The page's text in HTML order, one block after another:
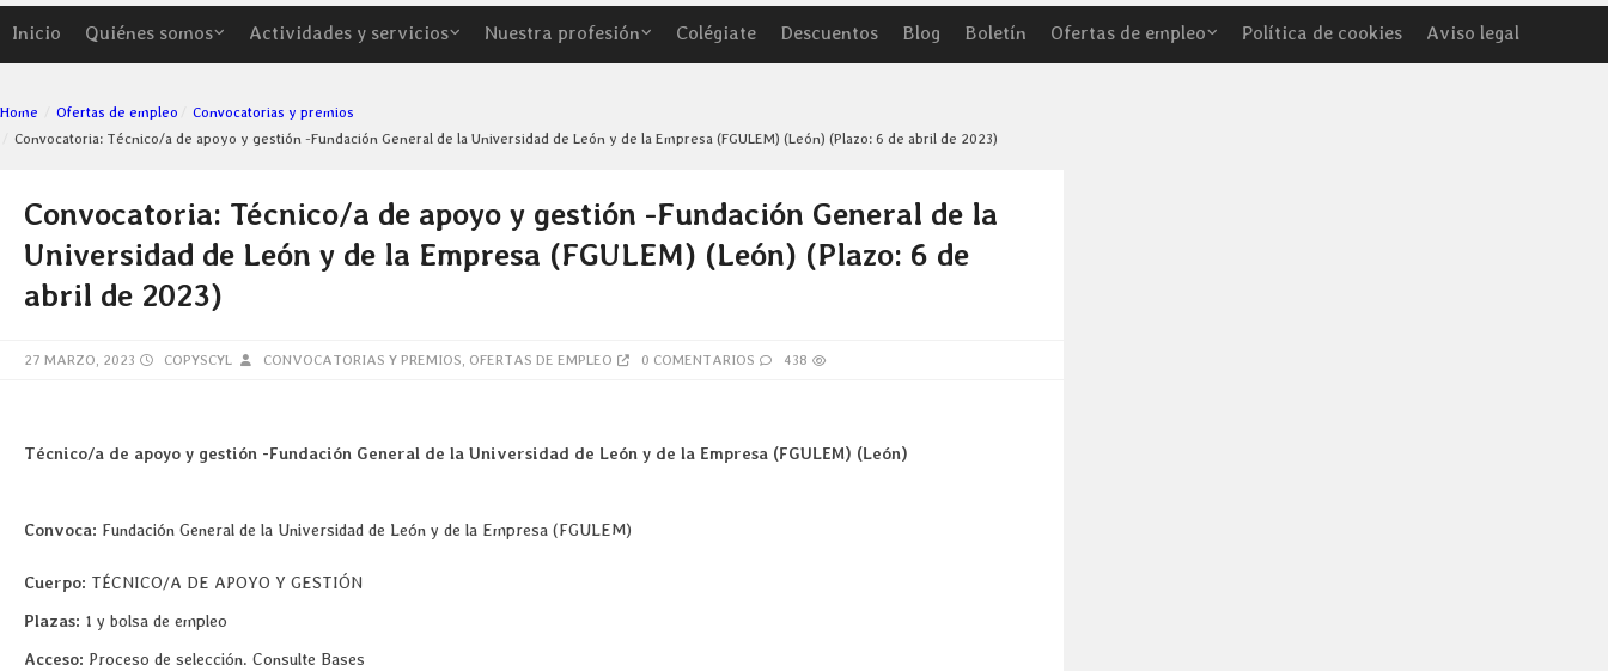
Inicio Quiénes somos Actividades y servicios Nuestra profesión Colégiate Descuentos Blog Boletín Ofertas de empleo Política de cookies Aviso legal
Home Ofertas de empleo
Convocatorias y premios
Convocatoria: Técnico/a de apoyo y gestión -Fundación General de la Universidad de León y de la Empresa (FGULEM) (León) (Plazo: 6 de abril de 2023)
Convocatoria: Técnico/a de apoyo y gestión -Fundación General de la
Universidad de León y de la Empresa (FGULEM) (León) (Plazo: 6 de
abril de 2023)
27 MARZO, 2023 COPYSCYL CONVOCATORIAS Y PREMIOS OFERTAS DE EMPLEO 0 COMENTARIOS 438
Técnico/a de apoyo y gestión -Fundación General de la Universidad de León y de la Empresa (FGULEM) (León)
Convoca: Fundación General de la Universidad de León y de la Empresa (FGULEM)
Cuerpo: TÉCNICO/A DE APOYO Y GESTIÓN
Plazas: 1 y bolsa de empleo
Acceso: Proceso de selección. Consulte Bases